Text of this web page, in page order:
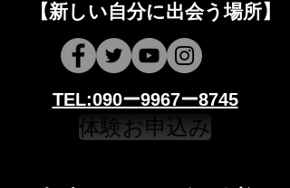
​​【新しい自分に出会う場所】
​​TEL:090ー9967ー8745
体験お申込み